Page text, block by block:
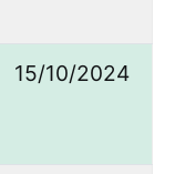
15/10/2024